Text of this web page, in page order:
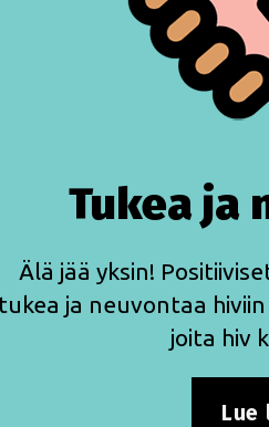
Tukea ja
Älä jää yksin!
tukea ja neuvontaa
joita hiv
Lue